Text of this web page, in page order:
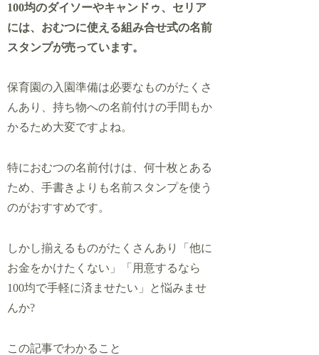
100均のダイソーやキャンドゥ、セリア
には、おむつに使える組み合せ式の名前
スタンプが売っています。
保育園の入園準備は必要なものがたくさ
んあり、持ち物への名前付けの手間もか
かるため大変ですよね。
特におむつの名前付けは、何十枚とある
ため、手書きよりも名前スタンプを使う
のがおすすめです。
しかし揃えるものがたくさんあり「他に
お金をかけたくない」「用意するなら
100均で手軽に済ませたい」と悩みませ
んか?
この記事でわかること